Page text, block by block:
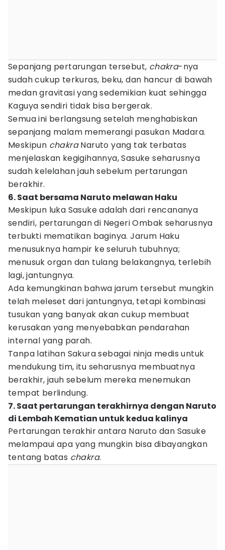
Sepanjang pertarungan tersebut, chakra-nya
sudah cukup terkuras, beku, dan hancur di bawah
medan gravitasi yang sedemikian kuat sehingga
Kaguya sendiri tidak bisa bergerak.
Semua ini berlangsung setelah menghabiskan
sepanjang malam memerangi pasukan Madara.
Meskipun chakraNaruto yang tak terbatas
menjelaskan kegigihannya, Sasuke seharusnya
sudah kelelahan jauh sebelum pertarungan
berakhir.
6. Saat bersama Naruto melawan Haku
Meskipun luka Sasuke adalah dari rencananya
sendiri, pertarungan di Negeri Ombak seharusnya
terbukti mematikan baginya. Jarum Haku
menusuknya hampir ke seluruh tubuhnya;
menusuk organ dan tulang belakangnya, terlebih
lagi, jantungnya.
Ada kemungkinan bahwa jarum tersebut mungkin
telah meleset dari jantungnya, tetapi kombinasi
tusukan yang banyak akan cukup membuat
kerusakan yang menyebabkan pendarahan
internal yang parah.
Tanpa latihan Sakura sebagai ninja medis untuk
mendukung tim, itu seharusnya membuatnya
berakhir, jauh sebelum mereka menemukan
tempat berlindung.
7. Saat pertarungan terakhirnya dengan Naruto
di Lembah Kematian untuk kedua kalinya
Pertarungan terakhir antara Naruto dan Sasuke
melampaui apa yang mungkin bisa dibayangkan
tentang batas chakra.